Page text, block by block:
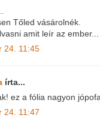
Tőled vásárolnék.
amit leír az ember...
24. 11:45
írta...
ez a fólia nagyon
24. 11:47